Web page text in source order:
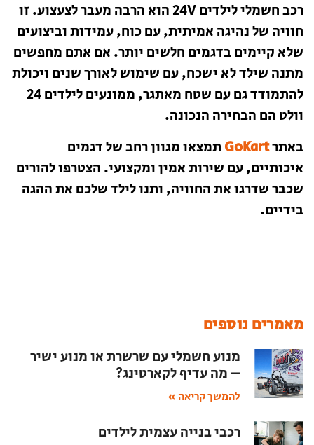
רכב חשמלי לילדים 24V הוא הרבה מעבר לצעצוע. זו
חוויה של נהיגה אמיתית, עם כוח, עמידות וביצועים
שלא קיימים בדגמים חלשים יותר. אם אתם מחפשים
מתנה שילד לא ישכח, עם שימוש לאורך שנים ויכולת
להתמודד גם עם שטח מאתגר, ממונעים לילדים 24
וולט הם הבחירה הנכונה.
באתרGoKartתמצאו מגוון רחב של דגמים
איכותיים, עם שירות אמין ומקצועי. הצטרפו להורים
שכבר שדרגו את החוויה, ותנו לילד שלכם את ההגה
בידיים.
מאמרים נוספים
מנוע חשמלי עם שרשרת או מנוע ישיר
– מה עדיף לקארטינג?
להמשך קריאה »
רכבי בנייה עצמית לילדים